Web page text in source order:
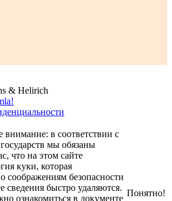
& Helirich
внимание: в соответствии с
мы обязаны
что на этом сайте
куки, которая
соображениям безопасности
сведения быстро удаляются.
ознакомиться в документе
Понятно!